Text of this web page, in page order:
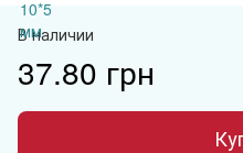
В наличии
37.80 грн